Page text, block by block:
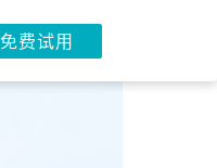
免费试用